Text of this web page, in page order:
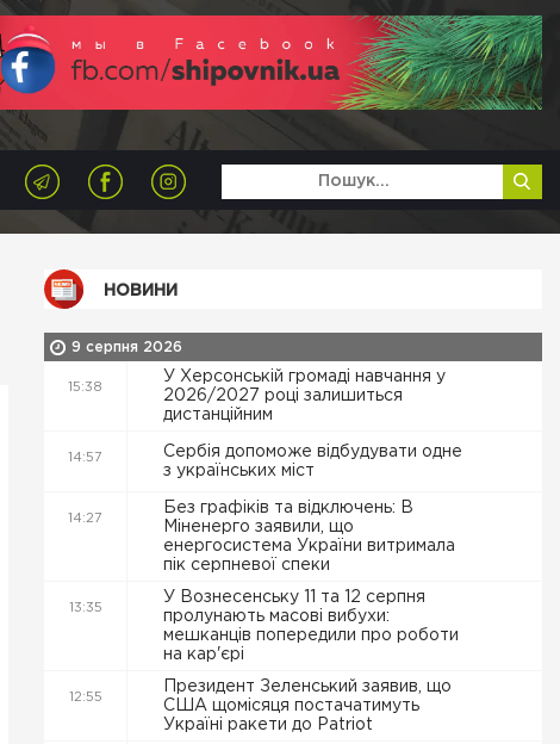
НОВИНИ
9 серпня 2026
15:38
У Херсонській громаді навчання у
2026/2027 році залишиться
дистанційним
14:57
Сербія допоможе відбудувати одне
з українських міст
14:27
Без графіків та відключень: В
Міненерго заявили, що
енергосистема України витримала
пік серпневої спеки
13:35
У Вознесенську 11 та 12 серпня
пролунають масові вибухи:
мешканців попередили про роботи
на кар'єрі
12:55
Президент Зеленський заявив, що
США щомісяця постачатимуть
Україні ракети до Patriot